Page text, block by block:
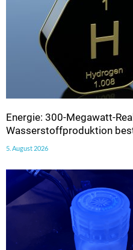
Energie: 300-Megawatt-
Wasserstoffproduktion
5. August 2026